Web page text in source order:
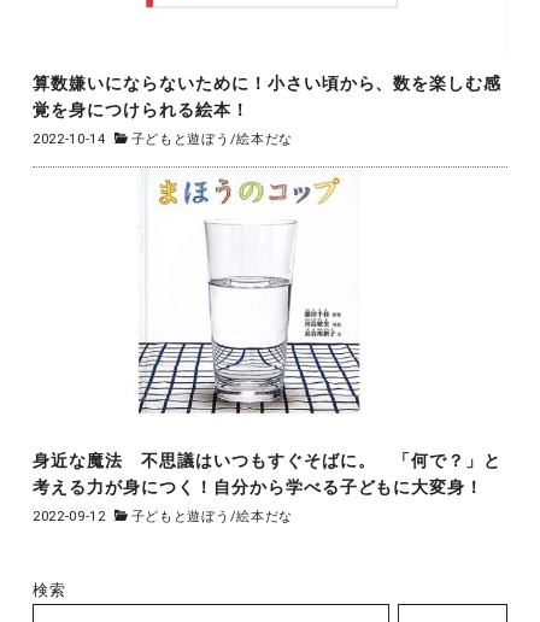
算数嫌いにならないために！小さい頃から、数を楽しむ感
覚を身につけられる絵本！
2022-10-14 子どもと遊ぼう /絵本だな
身近な魔法 不思議はいつもすぐそばに。 「何で？」と
考える力が身につく！自分から学べる子どもに大変身！
2022-09-12 子どもと遊ぼう /絵本だな
検索